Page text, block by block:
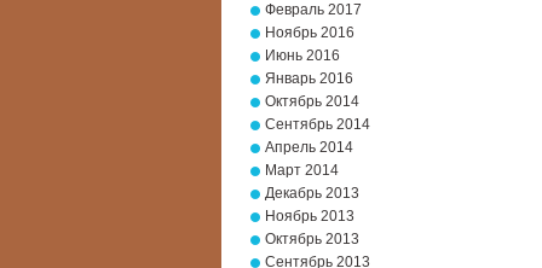
Февраль 2017
Ноябрь 2016
Июнь 2016
Январь 2016
Октябрь 2014
Сентябрь 2014
Апрель 2014
Март 2014
Декабрь 2013
Ноябрь 2013
Октябрь 2013
Сентябрь 2013